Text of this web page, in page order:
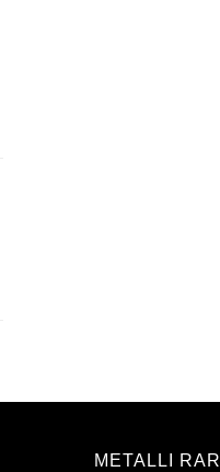
METALLI RARI